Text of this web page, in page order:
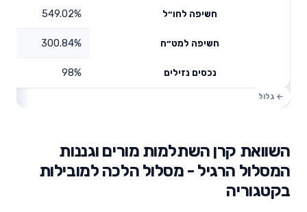
חשיפה לחו״ל 549.02%
חשיפה למט״ח 300.84%
נכסים נזילים 98%
השוואת קרן השתלמות מורים וגננות
המסלול הרגיל - מסלול הלכה למובילות
בקטגוריה